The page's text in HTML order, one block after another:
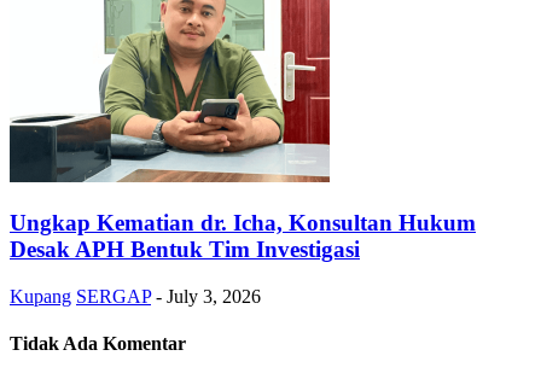
Ungkap Kematian dr. Icha, Konsultan Hukum
Desak APH Bentuk Tim Investigasi
Kupang SERGAP - July 3, 2026
Tidak Ada Komentar